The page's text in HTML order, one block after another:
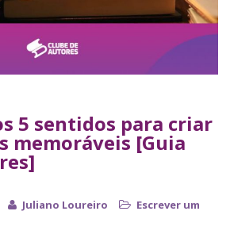
5 sentidos para criar
memoráveis [Guia
Juliano Loureiro
Escrever um